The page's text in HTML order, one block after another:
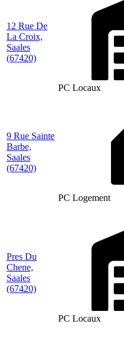
12 Rue De
La Croix,
Saales
(67420)
PC Locaux
9 Rue Sainte
Barbe,
Saales
(67420)
PC Logement
Pres Du
Chene,
Saales
(67420)
PC Locaux